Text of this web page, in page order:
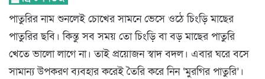
পাতুরির নাম শুনলেই চোখের সামনে ভেসে ওঠে চিংড়ি মাছের
পাতুরির ছবি। কিন্তু সব সময় তো চিংড়ি বা বড় মাছের পাতুরি
খেতে ভালো লাগে না। তাই প্রয়োজন স্বাদ বদল। এবার ঘরে বসে
সামান্য উপকরণ ব্যবহার করেই তৈরি করে নিন ‘মুরগির পাতুরি’।